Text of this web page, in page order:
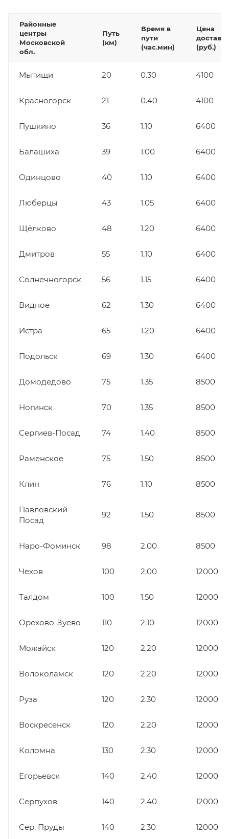
Районные
центры
Московской
обл.
Путь
(км)
Время в
пути
(час.мин)
Цена
(руб.)
Мытищи 20 0.30 4100
Красногорск 21 0.40 4100
Пушкино 36 1.10 6400
Балашиха 39 1.00 6400
Одинцово 40 1.10 6400
Люберцы 43 1.05 6400
Щёлково 48 1.20 6400
Дмитров 55 1.10 6400
Солнечногорск 56 1.15 6400
Видное 62 1.30 6400
Истра 65 1.20 6400
Подольск 69 1.30 6400
Домодедово 75 1.35 8500
Ногинск 70 1.35 8500
Сергиев-Посад 74 1.40 8500
Раменское 75 1.50 8500
Клин 76 1.10 8500
Павловский
Посад
92 1.50 8500
Наро-Фоминск 98 2.00 8500
Чехов 100 2.00 12000
Талдом 100 1.50 12000
Орехово-Зуево 110 2.10 12000
Можайск 120 2.20 12000
Волоколамск 120 2.20 12000
Руза 120 2.30 12000
Воскресенск 120 2.20 12000
Коломна 130 2.30 12000
Егорьевск 140 2.40 12000
Серпухов 140 2.40 12000
Сер. Пруды 140 2.30 12000